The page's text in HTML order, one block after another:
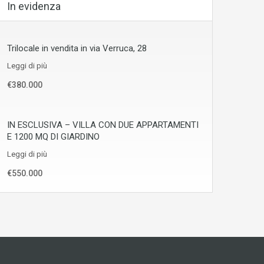
In evidenza
Trilocale in vendita in via Verruca, 28
Leggi di più
€380.000
IN ESCLUSIVA – VILLA CON DUE APPARTAMENTI
E 1200 MQ DI GIARDINO
Leggi di più
€550.000